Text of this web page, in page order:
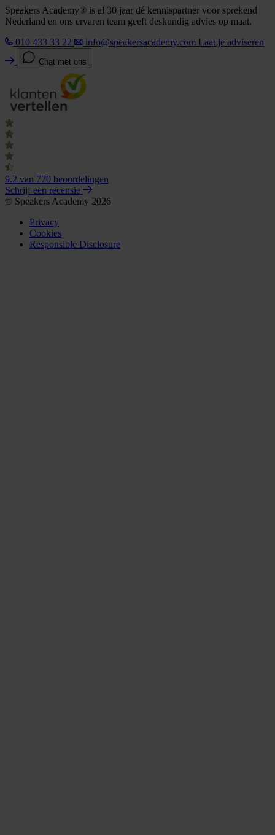
Speakers Academy® is al 30 jaar dé kennispartner voor sprekend
Nederland en ons ervaren team geeft deskundig advies op maat.
010 433 33 22
info@speakersacademy.com Laat je adviseren
Chat met ons
9.2 van 770 beoordelingen
Schrijf een recensie
© Speakers Academy 2026
Privacy
Cookies
Responsible Disclosure